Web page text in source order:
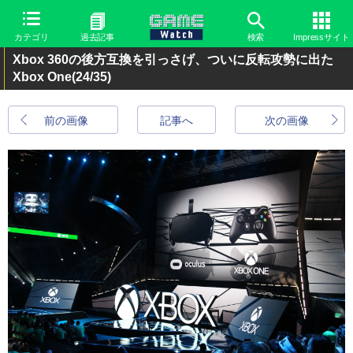
カテゴリ 過去記事 検索 Impressサイト
Xbox 360の後方互換を引っさげ、ついに反転攻勢に出た
Xbox One(24/35)
前の画像 次の画像
記事へ